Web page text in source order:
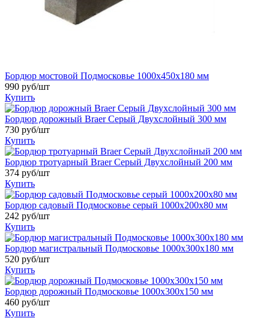
Бордюр мостовой Подмосковье 1000x450x180 мм
990 руб/шт
Купить
Бордюр дорожный Braer Серый Двухслойный 300 мм
730 руб/шт
Купить
Бордюр тротуарный Braer Серый Двухслойный 200 мм
374 руб/шт
Купить
Бордюр садовый Подмосковье серый 1000x200x80 мм
242 руб/шт
Купить
Бордюр магистральный Подмосковье 1000x300x180 мм
520 руб/шт
Купить
Бордюр дорожный Подмосковье 1000x300x150 мм
460 руб/шт
Купить